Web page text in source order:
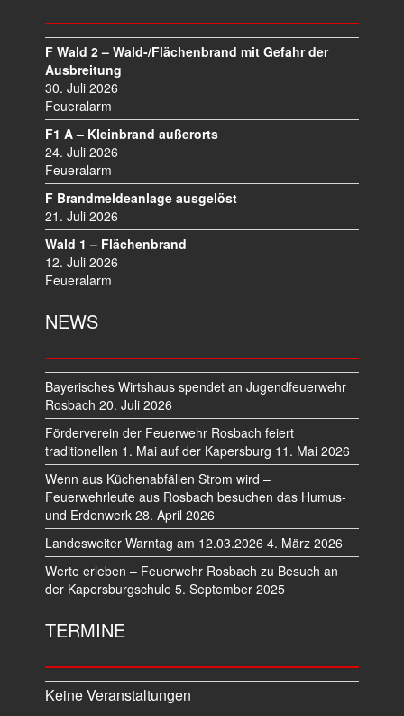
F Wald 2 – Wald-/Flächenbrand mit Gefahr der
Ausbreitung
30. Juli 2026
Feueralarm
F1 A – Kleinbrand außerorts
24. Juli 2026
Feueralarm
F Brandmeldeanlage ausgelöst
21. Juli 2026
Wald 1 – Flächenbrand
12. Juli 2026
Feueralarm
NEWS
Bayerisches Wirtshaus spendet an Jugendfeuerwehr
Rosbach 20. Juli 2026
Förderverein der Feuerwehr Rosbach feiert
traditionellen 1. Mai auf der Kapersburg 11. Mai 2026
Wenn aus Küchenabfällen Strom wird –
Feuerwehrleute aus Rosbach besuchen das Humus-
und Erdenwerk 28. April 2026
Landesweiter Warntag am 12.03.2026 4. März 2026
Werte erleben – Feuerwehr Rosbach zu Besuch an
der Kapersburgschule 5. September 2025
TERMINE
Keine Veranstaltungen